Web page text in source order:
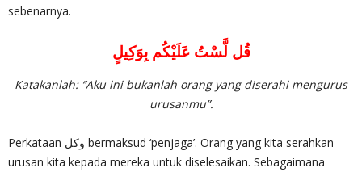
sebenarnya.
قُل لَّسْتُ عَلَيْكُم بِوَكِيلٍ
Katakanlah: “Aku ini bukanlah orang yang diserahi mengurus
urusanmu”.
Perkataan وكل bermaksud ‘penjaga’. Orang yang kita serahkan
urusan kita kepada mereka untuk diselesaikan. Sebagaimana